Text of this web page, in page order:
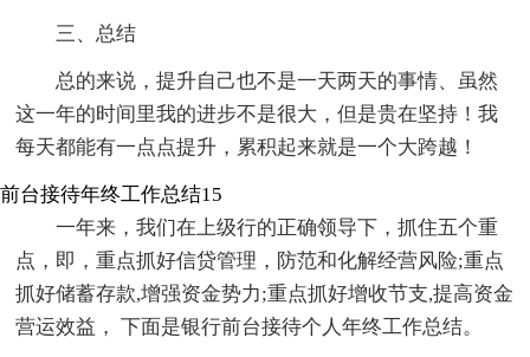
三、总结
总的来说，提升自己也不是一天两天的事情、虽然
这一年的时间里我的进步不是很大，但是贵在坚持！我
每天都能有一点点提升，累积起来就是一个大跨越！
前台接待年终工作总结15
一年来，我们在上级行的正确领导下，抓住五个重
点，即，重点抓好信贷管理，防范和化解经营风险;重点
抓好储蓄存款,增强资金势力;重点抓好增收节支,提高资金
营运效益， 下面是银行前台接待个人年终工作总结。